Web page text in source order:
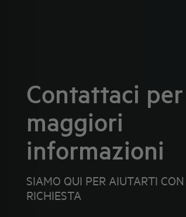
Contattaci per
maggiori
informazioni
SIAMO QUI PER AIUTARTI
RICHIESTA